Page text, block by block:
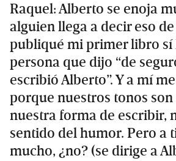
Raquel: Alberto se enoja
alguien llega a decir eso
publiqué mi primer libro sí
persona que dijo “de
escribió Alberto”. Y a mí
porque nuestros tonos
nuestra forma de escribir,
sentido del humor. Pero a
mucho, ¿no? (se dirige a